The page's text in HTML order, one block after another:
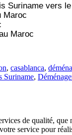
Suriname vers
Maroc
Maroc
, casablanca,
Suriname,
de qualité,
service pour